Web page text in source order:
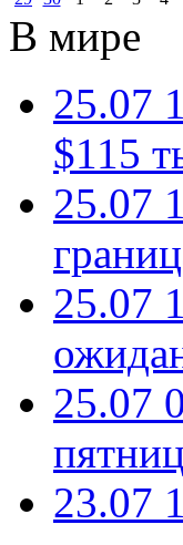
В мире
25.07
$115
25.07
25.07
25.07
23.07